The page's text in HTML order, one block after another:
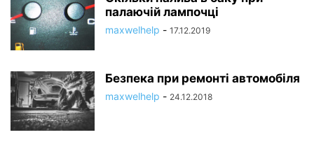
палаючій лампочці
maxwelhelp - 17.12.2019
Безпека при ремонті автомобіля
maxwelhelp - 24.12.2018